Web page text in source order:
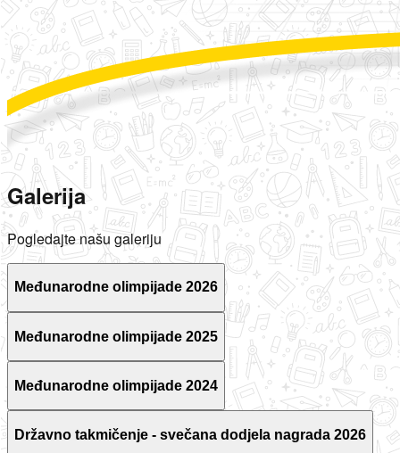
Galerija
Pogledajte našu galeriju
Međunarodne olimpijade 2026
Međunarodne olimpijade 2025
Međunarodne olimpijade 2024
Državno takmičenje - svečana dodjela nagrada 2026